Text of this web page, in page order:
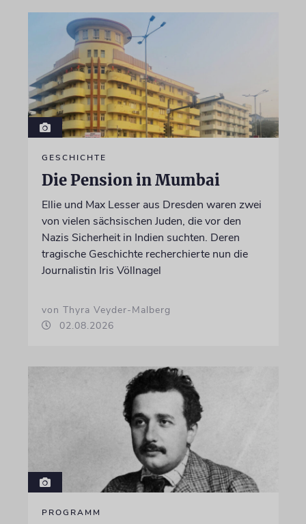
GESCHICHTE
Die Pension in Mumbai
Ellie und Max Lesser aus Dresden waren zwei
von vielen sächsischen Juden, die vor den
Nazis Sicherheit in Indien suchten. Deren
tragische Geschichte recherchierte nun die
Journalistin Iris Völlnagel
von Thyra Veyder-Malberg
02.08.2026
PROGRAMM